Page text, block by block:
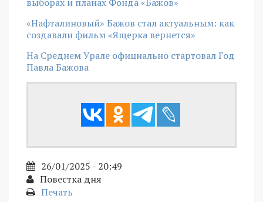
«Нафталиновый» Бажов стал актуальным: как
создавали фильм «Ящерка вернется»
На Среднем Урале официально стартовал Год
Павла Бажова
26/01/2025 - 20:49
Повестка дня
Печать